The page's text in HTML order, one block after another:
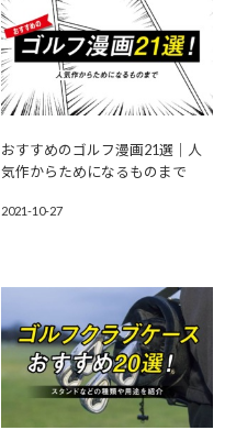
おすすめのゴルフ漫画21選｜人
気作からためになるものまで
2021-10-27